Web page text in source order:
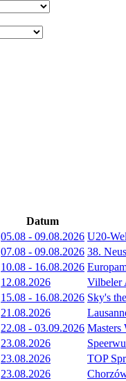
Datum
05.08 - 09.08.2026 U20-
07.08 - 09.08.2026 38.
10.08 - 16.08.2026
12.08.2026
Vilbeler
15.08 - 16.08.2026 Sky's
21.08.2026
22.08 - 03.09.2026 Masters
23.08.2026
23.08.2026
TOP
23.08.2026